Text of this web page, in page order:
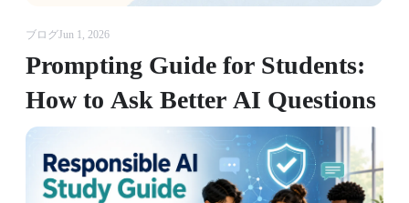
ブログJun 1, 2026
Prompting Guide for Students:
How to Ask Better AI Questions